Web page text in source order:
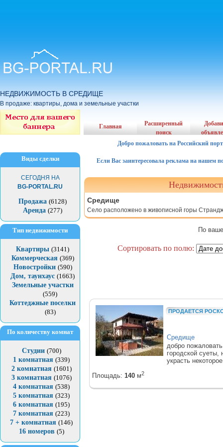
НЕДВИЖИМОСТЬ В СРЕДИЩЕ
В продаже: квартиры, дома и земельные участки
Виды сделки
СЕГОДНЯ НА
BG-PORTAL.RU
Продажа (6128)
Аренда (277)
Тип недвижимости
Квартиры (3141)
Коммерческая (369)
Новостройки (590)
Дом, таунхаус (1663)
Земельные участки
(559)
Коттеджные поселки
(83)
По количеству комнат
Студии (700)
1 комнатная (339)
2 комнатная (1601)
3 комнатная (1076)
4 комнатная (538)
5 комнатная (323)
6 комнатная (195)
7 комнатная (223)
7 + комнатная (146)
16 номеров (5)
Главная
Расширенный
поиск
Добро пожаловать на Российский
Если Вас заинтересовала реклама на нашем
Средище
Село расположено в живописной горы
По
Сортировать по полю:
ПРОДАЕТСЯ
Средище
добро
городской суеты,
украсть
Площадь: 140 м2